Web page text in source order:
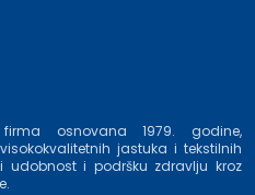
osnovana 1979. godine,
jastuka i tekstilnih
udobnost i podršku zdravlju kroz